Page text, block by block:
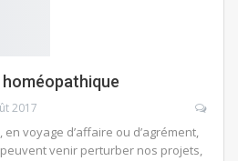
2017
en voyage d’affaire ou d’agrément,
venir perturber nos projets,